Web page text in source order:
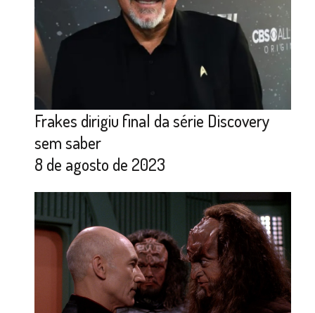
Frakes dirigiu final da série Discovery
sem saber
8 de agosto de 2023